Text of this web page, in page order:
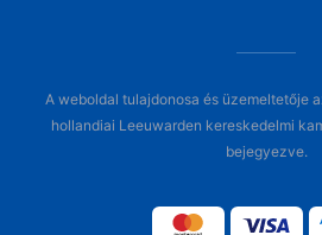
A weboldal tulajdonosa és üzemeltetője
hollandiai Leeuwarden kereskedelmi
bejegyezve.